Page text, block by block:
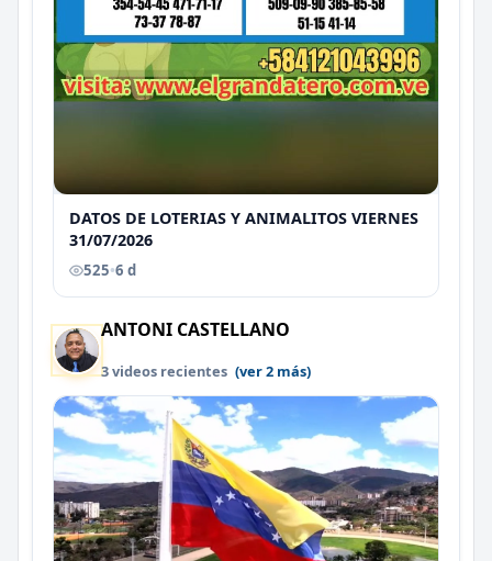
DATOS DE LOTERIAS Y ANIMALITOS VIERNES
31/07/2026
525•6 d
ANTONI CASTELLANO
3 videos recientes (ver 2 más)